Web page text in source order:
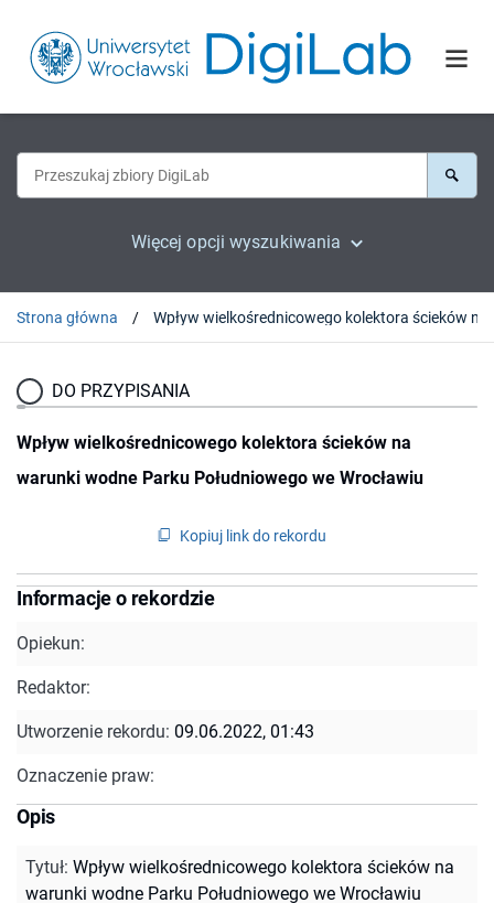
Więcej opcji wyszukiwania
Strona główna
DO PRZYPISANIA
Wpływ wielkośrednicowego kolektora ścieków na
warunki wodne Parku Południowego we Wrocławiu
Kopiuj link do rekordu
Informacje o rekordzie
Opiekun:
Redaktor:
Utworzenie rekordu: 09.06.2022, 01:43
Oznaczenie praw:
Opis
Tytuł: Wpływ wielkośrednicowego kolektora ścieków na
warunki wodne Parku Południowego we Wrocławiu